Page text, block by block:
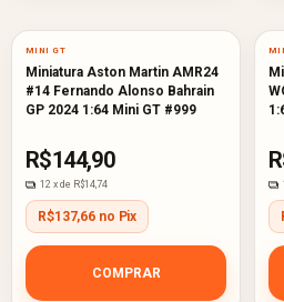
MINI GT
Miniatura Aston Martin AMR24
#14 Fernando Alonso Bahrain
GP 2024 1:64 Mini GT #999
R$144,90
12 x de R$14,74
R$137,66 no Pix
COMPRAR